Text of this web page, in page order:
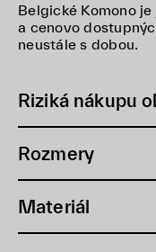
Belgické Komono
a cenovo
neustále s dobou.
Riziká nákupu
Rozmery
Materiál